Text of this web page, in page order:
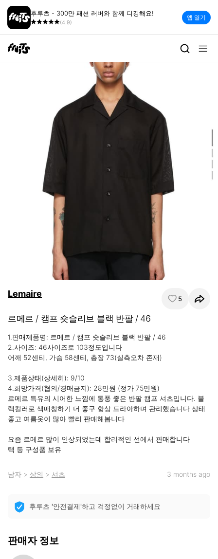
후루츠 - 300만 패션 러버와 함께 디깅해요!
(4.9)
앱 열기
Lemaire 5
르메르 / 캠프 숏슬리브 블랙 반팔 / 46
1.판매제품명: 르메르 / 캠프 숏슬리브 블랙 반팔 / 46
2.사이즈: 46사이즈로 103정도입니다
어깨 52센티, 가슴 58센티, 총장 73(실측오차 존재)
3.제품상태(상세히): 9/10
4.희망가격(협의/경매금지): 28만원 (정가 75만원)
르메르 특유의 시어한 느낌에 통풍 좋은 반팔 캠프 셔츠입니다. 블
랙컬러로 색매칭하기 더 좋구 항상 드라아하며 관리했습니다 상태
좋고 여름옷이 많아 빨리 판매해봅니다
요즘 르메르 많이 인상되었는데 합리적인 선에서 판매합니다
택 등 구성품 보유
남자 > 상의 > 셔츠 3 months ago
후루츠 '안전결제'하고 걱정없이 거래하세요
판매자 정보